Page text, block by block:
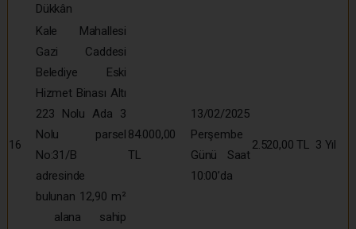
Dükkân
16
Kale Mahallesi
Gazi Caddesi
Belediye Eski
Hizmet Binası Altı
223 Nolu Ada 3
Nolu parsel
No:31/B
adresinde
bulunan 12,90 m²
alana sahip
84.000,00
TL
13/02/2025
Perşembe
Günü Saat
10:00’da
2.520,00 TL 3 Yıl